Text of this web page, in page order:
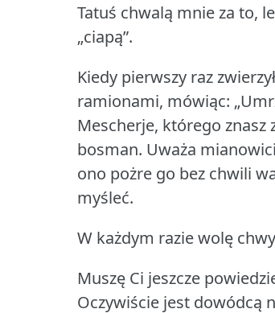
Tatuś chwalą mnie za to,
„ciapą”.
Kiedy pierwszy raz
ramionami, mówiąc:
Mescherje, którego
bosman. Uważa
ono pożre go bez chwili
myśleć.
W każdym razie wolę
Muszę Ci jeszcze
Oczywiście jest dowódcą